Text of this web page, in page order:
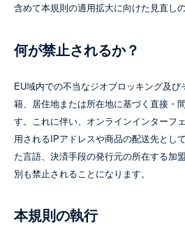
含めて本規則の適用拡大に向けた見直し
何が禁止されるか？
EU域内での不当なジオブロッキング及
籍、居住地または所在地に基づく直接・
す。これに伴い、オンラインインターフ
用されるIPアドレスや商品の配送先とし
た言語、決済手段の発行元の所在する加
別も禁止されることになります。
本規則の執行